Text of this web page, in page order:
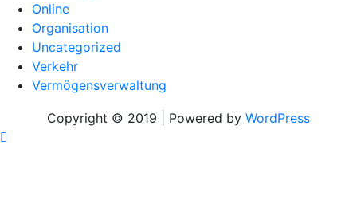
Online
Organisation
Uncategorized
Verkehr
Vermögensverwaltung
Copyright © 2019 | Powered by WordPress